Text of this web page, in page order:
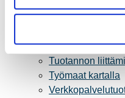
Sähkön mittaus
Sähköverkon
Tuotannon
Työmaat kartalla